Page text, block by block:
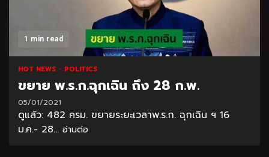
1 min read
HOT NEWS POLITICS
ขยาย พ.ร.ก.ฉุกเฉิน ถึง 28 ก.พ.
05/01/2021
ดูแล้ว: 482 ครม. ขยายระยะเวลาพ.ร.ก. ฉุกเฉิน ฯ 16
ม.ค.- 28... อ่านต่อ